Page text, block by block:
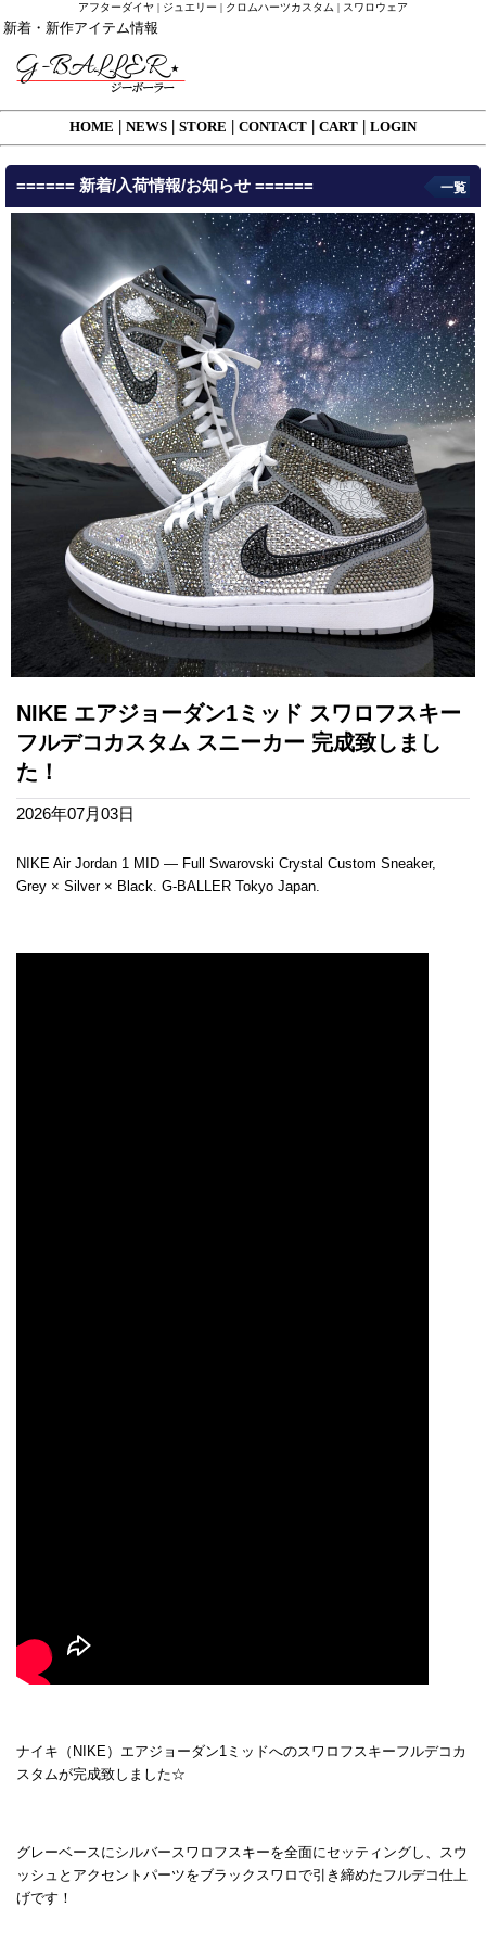
アフターダイヤ | ジュエリー | クロムハーツカスタム | スワロウェア
新着・新作アイテム情報
HOME NEWS STORE CONTACT CART LOGIN
====== 新着/入荷情報/お知らせ ====== 一覧
NIKE エアジョーダン1ミッド スワロフスキー
フルデコカスタム スニーカー 完成致しまし
た！
2026年07月03日
NIKE Air Jordan 1 MID — Full Swarovski Crystal Custom Sneaker,
Grey × Silver × Black. G-BALLER Tokyo Japan.
ナイキ（NIKE）エアジョーダン1ミッドへのスワロフスキーフルデコカ
スタムが完成致しました☆
グレーベースにシルバースワロフスキーを全面にセッティングし、スウ
ッシュとアクセントパーツをブラックスワロで引き締めたフルデコ仕上
げです！